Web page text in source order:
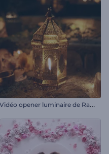
V
idéo opener luminaire de Ramadan